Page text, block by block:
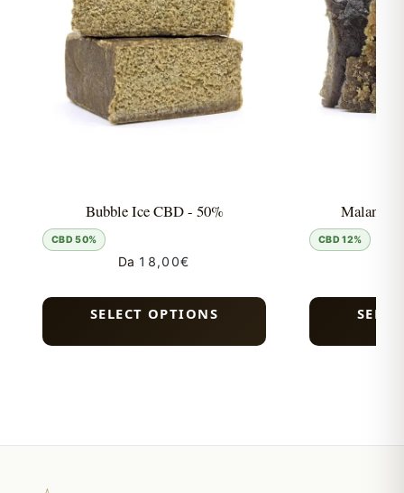
Bubble Ice CBD - 50%
CBD 50%
Da 18,00€
SELECT OPTIONS
Malana
CBD 12%